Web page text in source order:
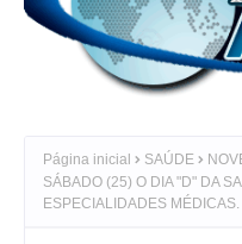
Página inicial SAÚDE
SÁBADO (25) O DIA "D" DA
ESPECIALIDADES MÉDICAS.